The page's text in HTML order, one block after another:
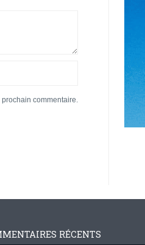
commentaire.
RÉCENTS